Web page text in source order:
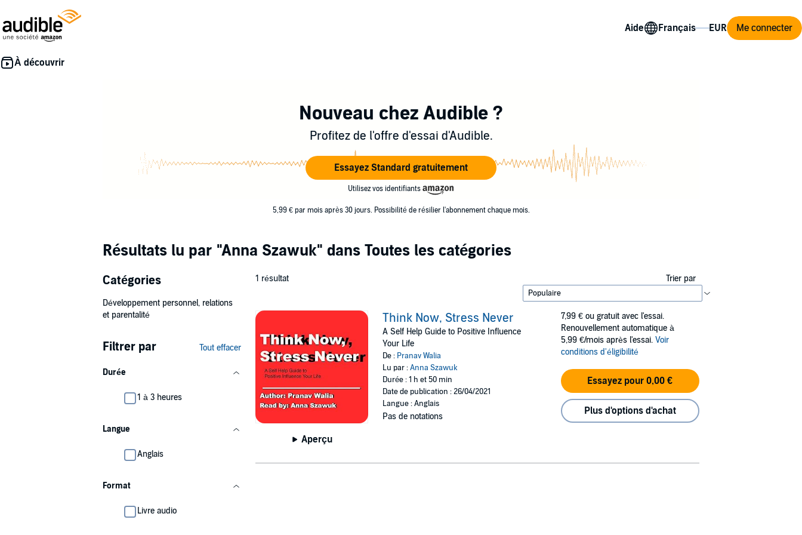
Aide Me connecter
Nouveau chez Audible ?
Profitez de l'offre d'essai d'Audible.
Essayez Standard gratuitement
Utilisez vos identifiants
5,99 € par mois après 30 jours. Possibilité de résilier l'abonnement chaque mois.
Résultats lu par "Anna Szawuk" dans Toutes les catégories
Catégories
Développement personnel, relations
et parentalité
Filtrer par Tout effacer
Durée
1 à 3 heures
Langue
Anglais
Format
Livre audio
1 résultat Trier par
Aperçu
Think Now, Stress Never
A Self Help Guide to Positive Influence
Your Life
De : Pranav Walia
Lu par :Anna Szawuk
Durée : 1 h et 50 min
Date de publication : 26/04/2021
Langue : Anglais
Pas de notations
7,99 € ou gratuit avec l'essai.
Renouvellement automatique à
5,99 €/mois après l'essai. Voir
conditions d'éligibilité
Essayez pour 0,00 €
Plus d'options d'achat